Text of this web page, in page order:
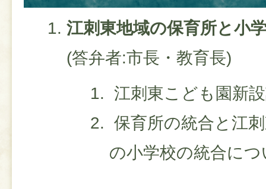
江刺東地域の保育所と小
(答弁者:市長・教育長)
江刺東こども園新
保育所の統合と江
の小学校の統合につ